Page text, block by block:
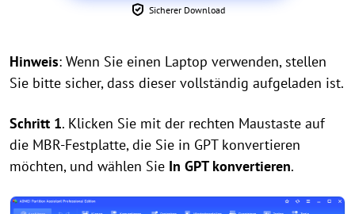
Sicherer Download
Hinweis: Wenn Sie einen Laptop verwenden, stellen
Sie bitte sicher, dass dieser vollständig aufgeladen ist.
Schritt 1. Klicken Sie mit der rechten Maustaste auf
die MBR-Festplatte, die Sie in GPT konvertieren
möchten, und wählen Sie In GPT konvertieren.